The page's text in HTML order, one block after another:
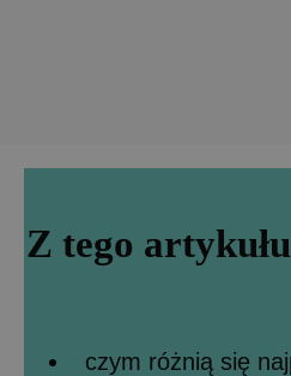
Z tego
czym różnią się